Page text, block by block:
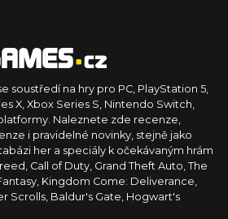
soustředí na hry pro PC, PlayStation 5,
X, Xbox Series S, Nintendo Switch,
Naleznete zde recenze,
i pravidelné novinky, stejně jako
her a speciály k očekávaným hrám
Call of Duty, Grand Theft Auto, The
Kingdom Come: Deliverance,
Scrolls, Baldur's Gate, Hogwart's